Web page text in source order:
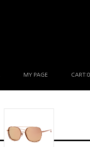
MY PAGE CART:0